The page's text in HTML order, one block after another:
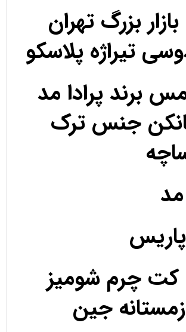
بزرگ تهران
تیراژه پلاسکو
برند پرادا مد
جنس ترک
کت چرم شومیز
جین